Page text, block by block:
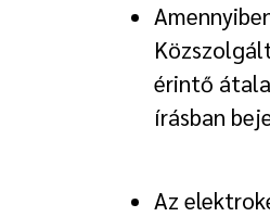
érintő
írásban
Az